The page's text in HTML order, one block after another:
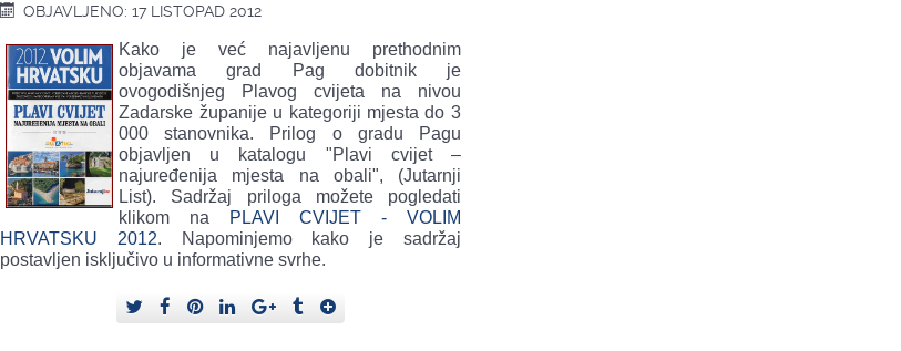
OBJAVLJENO: 17 LISTOPAD 2012
Kako je već najavljenu prethodnim
objavama grad Pag dobitnik je
ovogodišnjeg Plavog cvijeta na nivou
Zadarske županije u kategoriji mjesta do 3
000 stanovnika. Prilog o gradu Pagu
objavljen u katalogu "Plavi cvijet –
najuređenija mjesta na obali", (Jutarnji
List). Sadržaj priloga možete pogledati
klikom na
PLAVI CVIJET - VOLIM
HRVATSKU 2012. Napominjemo kako je sadržaj
postavljen isključivo u informativne svrhe.